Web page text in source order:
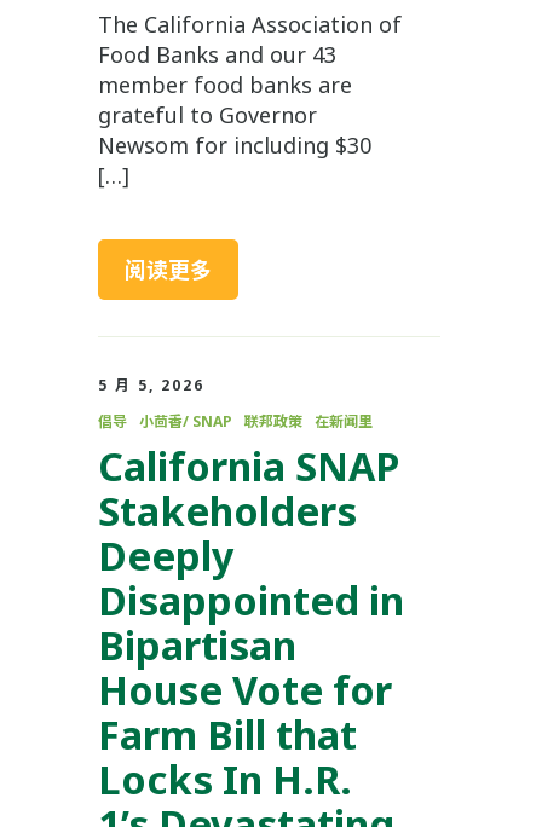
The California Association of
Food Banks and our 43
member food banks are
grateful to Governor
Newsom for including $30
[…]
阅读更多
5 月 5, 2026
倡导
小茴香/ SNAP 联邦政策 在新闻里
California SNAP
Stakeholders
Deeply
Disappointed in
Bipartisan
House Vote for
Farm Bill that
Locks In H.R.